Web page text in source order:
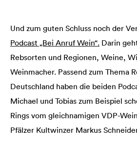
Und zum guten Schluss noch der
Podcast „Bei Anruf Wein“. Darin
Rebsorten und Regionen, Weine,
Weinmacher. Passend zum Thema
Deutschland haben die beiden
Michael und Tobias zum Beispiel
Rings vom gleichnamigen VDP-
Pfälzer Kultwinzer Markus